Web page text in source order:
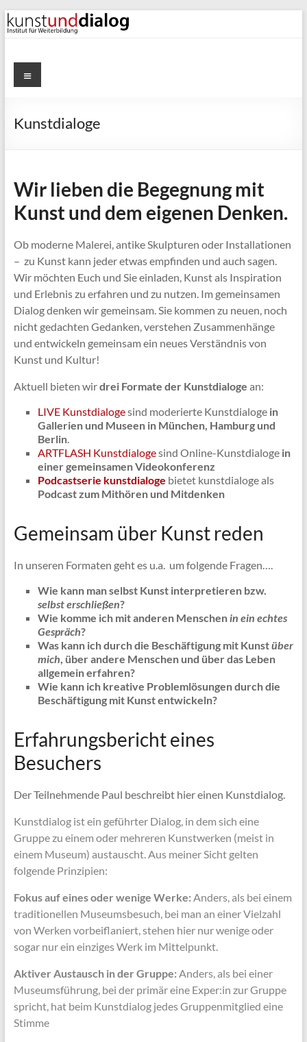
Zum
Inhalt
kunstunddialog
Kulturvermitllung
Menü
Kunstdialoge
Wir lieben die Begegnung mit
Kunst und dem eigenen Denken.
Ob moderne Malerei, antike Skulpturen oder Installationen
– zu Kunst kann jeder etwas empfinden und auch sagen.
Wir möchten Euch und Sie einladen, Kunst als Inspiration
und Erlebnis zu erfahren und zu nutzen. Im gemeinsamen
Dialog denken wir gemeinsam. Sie kommen zu neuen, noch
nicht gedachten Gedanken, verstehen Zusammenhänge
und entwickeln gemeinsam ein neues Verständnis von
Kunst und Kultur!
Aktuell bieten wirdrei Formate der Kunstdialoge an:
LIVE Kunstdialogesind moderierte Kunstdialoge in
Gallerien und Museen in München, Hamburg und
Berlin.
ARTFLASH Kunstdialogesind Online-Kunstdialoge in
einer gemeinsamen Videokonferenz
Podcastserie kunstdialoge bietet kunstdialoge als
Podcast zum Mithören und Mitdenken
Gemeinsam über Kunst reden
In unseren Formaten geht es u.a. um folgende Fragen….
Wie kann man selbst Kunst interpretieren bzw.
selbst erschließen?
Wie komme ich mit anderen Menschenin ein echtes
Gespräch?
Was kann ich durch die Beschäftigung mit Kunstüber
mich, über andere Menschen und über das Leben
allgemein erfahren?
Wie kann ich kreative Problemlösungen durch die
Beschäftigung mit Kunst entwickeln?
Erfahrungsbericht eines
Besuchers
Der Teilnehmende Paul beschreibt hier einen Kunstdialog.
Kunstdialog ist ein geführter Dialog, in dem sich eine
Gruppe zu einem oder mehreren Kunstwerken (meist in
einem Museum) austauscht. Aus meiner Sicht gelten
folgende Prinzipien:
Fokus auf eines oder wenige Werke: Anders, als bei einem
traditionellen Museumsbesuch, bei man an einer Vielzahl
von Werken vorbeiflaniert, stehen hier nur wenige oder
sogar nur ein einziges Werk im Mittelpunkt.
Aktiver Austausch in der Gruppe: Anders, als bei einer
Museumsführung, bei der primär eine Exper:in zur Gruppe
spricht, hat beim Kunstdialog jedes Gruppenmitglied eine
Stimme